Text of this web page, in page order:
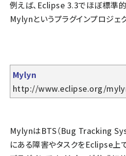
例えば、Eclipse 3.3でほぼ標準
Mylynというプラグインプロジェ
Mylyn
http://www.eclipse.org/
MylynはBTS（Bug Tracking
にある障害やタスクをEclipse上